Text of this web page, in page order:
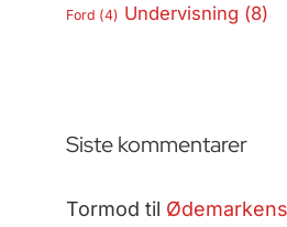
Ford (4) Undervisning (8)
Siste kommentarer
Tormod til